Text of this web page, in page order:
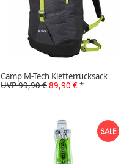
Camp M-Tech Kletterrucksack
UVP 99,90 €89,90 €*